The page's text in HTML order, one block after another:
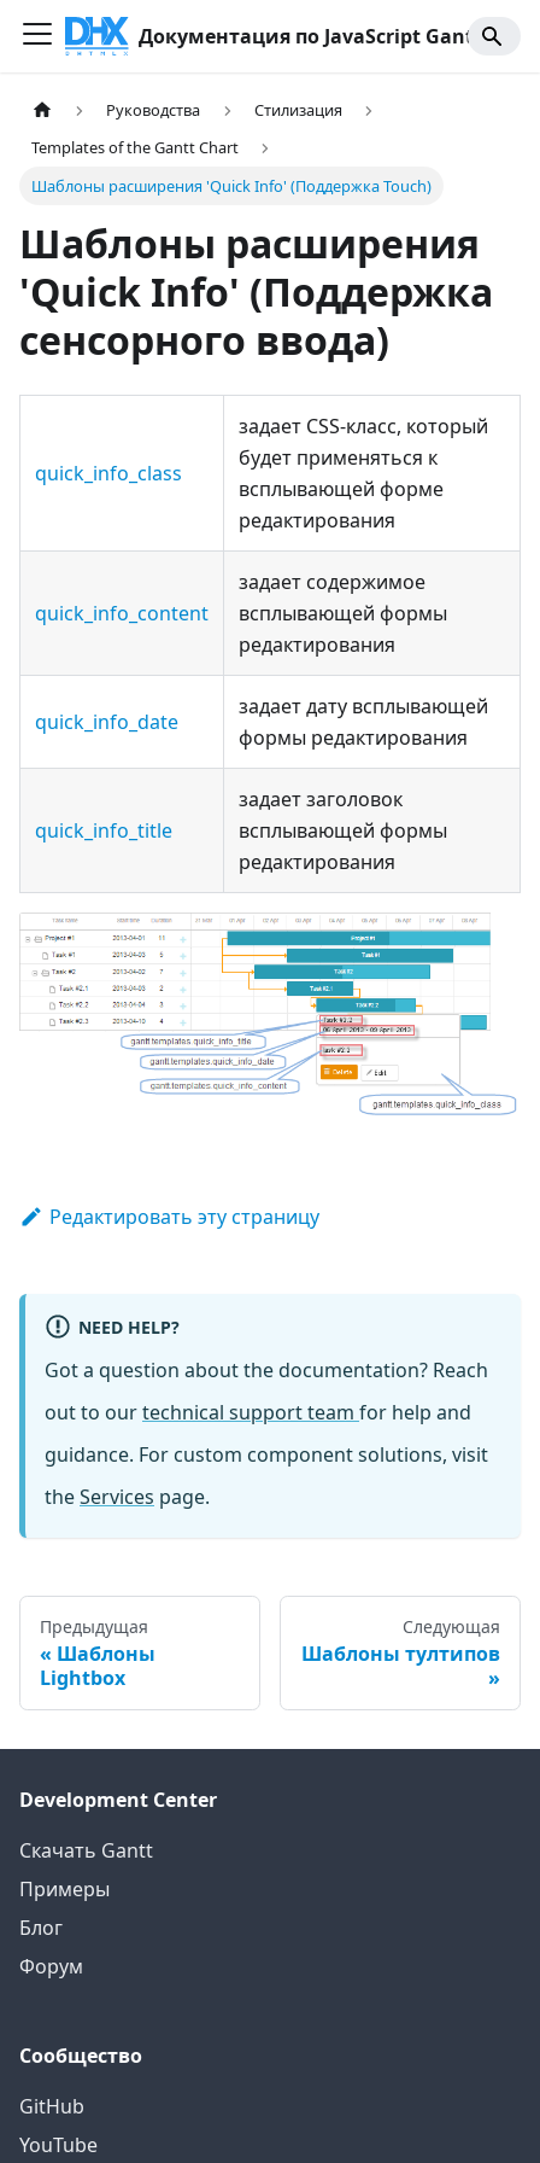
Документация по JavaScript Gantt
Руководства
Стилизация
Templates of the Gantt Chart
Шаблоны расширения 'Quick Info' (Поддержка Touch)
Шаблоны расширения
'Quick Info' (Поддержка
сенсорного ввода)
quick_info_class
задает CSS-класс, который
будет применяться к
всплывающей форме
редактирования
quick_info_content
задает содержимое
всплывающей формы
редактирования
quick_info_date
задает дату всплывающей
формы редактирования
quick_info_title
задает заголовок
всплывающей формы
редактирования
Редактировать эту страницу
NEED HELP?
Got a question about the documentation? Reach
out to ourtechnical support team for help and
guidance. For custom component solutions, visit
theServices page.
Предыдущая
Шаблоны
Lightbox
Следующая
Шаблоны тултипов
Development Center
Скачать Gantt
Примеры
Блог
Форум
Сообщество
GitHub
YouTube